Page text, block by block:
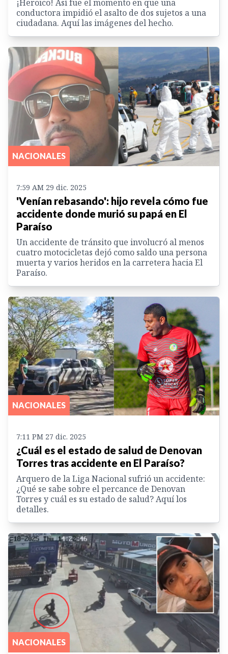
¡Heroico! Así fue el momento en que una
conductora impidió el asalto de dos sujetos a una
ciudadana. Aquí las imágenes del hecho.
NACIONALES
7:59 AM 29 dic. 2025
'Venían rebasando': hijo revela cómo fue
accidente donde murió su papá en El
Paraíso
Un accidente de tránsito que involucró al menos
cuatro motocicletas dejó como saldo una persona
muerta y varios heridos en la carretera hacia El
Paraíso.
NACIONALES
7:11 PM 27 dic. 2025
¿Cuál es el estado de salud de Denovan
Torres tras accidente en El Paraíso?
Arquero de la Liga Nacional sufrió un accidente:
¿Qué se sabe sobre el percance de Denovan
Torres y cuál es su estado de salud? Aquí los
detalles.
NACIONALES